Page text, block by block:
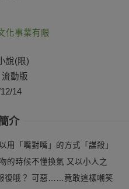
化事業有限
說(限)
流動版
14
介
用「嘴對嘴」的方式「謀殺」
時候不懂換氣 又以小人之
復哦？ 可惡……竟敢這樣嘲笑